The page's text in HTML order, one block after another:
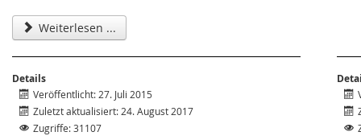
Weiterlesen ...
Details
Veröffentlicht: 27. Juli 2015
Zuletzt aktualisiert: 24. August 2017
Zugriffe: 31107